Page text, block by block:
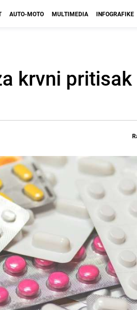
AUTO-MOTO MULTIMEDIA INFOGRAFIKE
krvni